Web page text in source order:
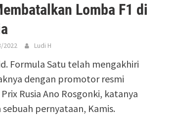
Lomba F1 di
2022 Ludi H
Formula Satu telah mengakhiri
dengan promotor resmi
Rusia Ano Rosgonki, katanya
pernyataan, Kamis.